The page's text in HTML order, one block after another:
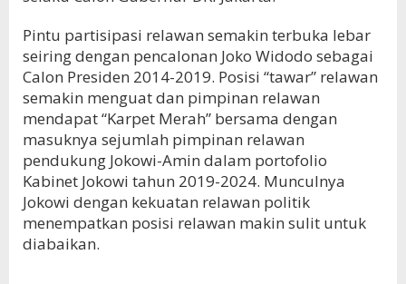
Pintu partisipasi relawan semakin terbuka lebar
seiring dengan pencalonan Joko Widodo sebagai
Calon Presiden 2014-2019. Posisi “tawar” relawan
semakin menguat dan pimpinan relawan
mendapat “Karpet Merah” bersama dengan
masuknya sejumlah pimpinan relawan
pendukung Jokowi-Amin dalam portofolio
Kabinet Jokowi tahun 2019-2024. Munculnya
Jokowi dengan kekuatan relawan politik
menempatkan posisi relawan makin sulit untuk
diabaikan.